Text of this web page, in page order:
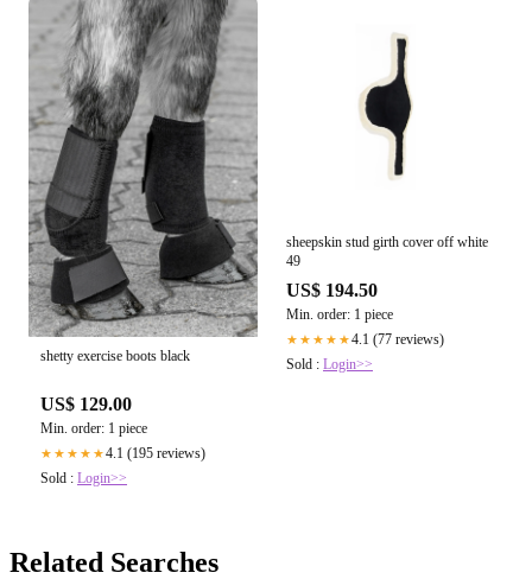
shetty exercise boots black
US$ 129.00
Min. order: 1 piece
★★★★★4.1 (195 reviews)
Sold : Login>>
sheepskin stud girth cover off white
49
US$ 194.50
Min. order: 1 piece
★★★★★4.1 (77 reviews)
Sold : Login>>
Related Searches